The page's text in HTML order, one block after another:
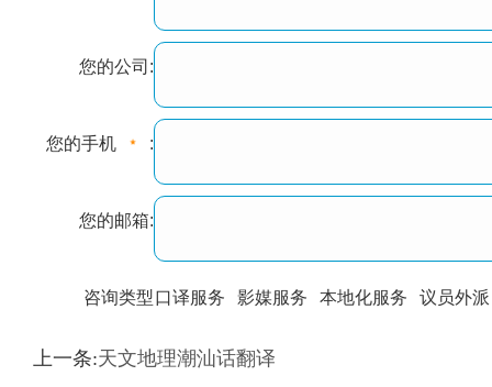
您的公司:
您的手机 :
您的邮箱:
咨询类型口译服务 影媒服务 本地化服务 议员外派
训翻译 标准级
上一条:天文地理潮汕话翻译